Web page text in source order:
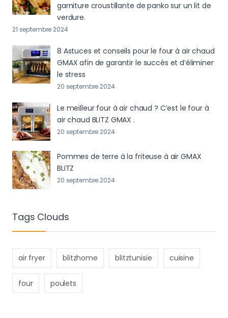
garniture croustillante de panko sur un lit de
verdure.
21 septembre 2024
8 Astuces et conseils pour le four à air chaud
GMAX afin de garantir le succès et d’éliminer
le stress
20 septembre 2024
Le meilleur four à air chaud ? C’est le four à
air chaud BLITZ GMAX .
20 septembre 2024
Pommes de terre à la friteuse à air GMAX
BLITZ
20 septembre 2024
Tags Clouds
air fryer blitzhome blitztunisie cuisine
four poulets